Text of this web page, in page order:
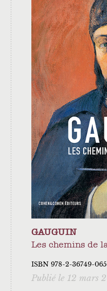
GAUGUIN
Les chemins de
ISBN 978-2-36749-
Publié le 12 mars